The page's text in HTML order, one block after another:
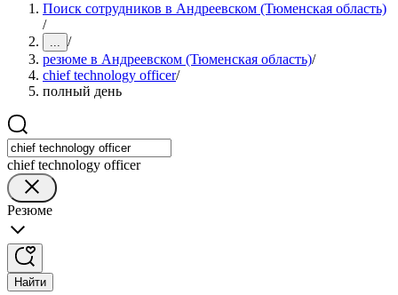
Поиск сотрудников в Андреевском (Тюменская область)
/
... /
резюме в Андреевском (Тюменская область)/
chief technology officer/
полный день
chief technology officer
Резюме
Найти